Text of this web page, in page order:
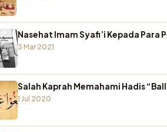
Nasehat Imam Syafi’i Kepada Para
3 Mar 2021
Salah Kaprah Memahami Hadis
1 Jul 2020